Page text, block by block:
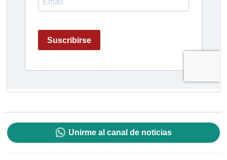
Unirme al canal de noticias